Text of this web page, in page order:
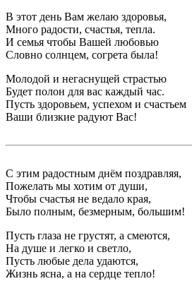
В этот день Вам желаю здоровья,
Много радости, счастья, тепла.
И семья чтобы Вашей любовью
Словно солнцем, согрета была!
Молодой и негаснущей страстью
Будет полон для вас каждый час.
Пусть здоровьем, успехом и счастьем
Ваши близкие радуют Вас!
С этим радостным днём поздравляя,
Пожелать мы хотим от души,
Чтобы счастья не ведало края,
Было полным, безмерным, большим!
Пусть глаза не грустят, а смеются,
На душе и легко и светло,
Пусть любые дела удаются,
Жизнь ясна, а на сердце тепло!